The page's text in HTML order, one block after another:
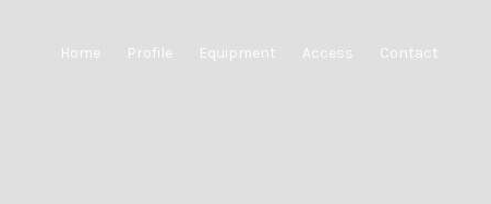
Home Profile Equipment Access Contact